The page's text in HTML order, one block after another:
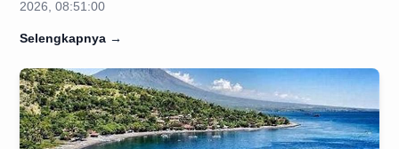
2026, 08:51:00
Selengkapnya →